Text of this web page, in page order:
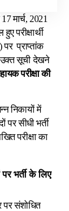
मार्च, 2021
परीक्षार्थी
पर प्राप्तांक
सूची देखने
परीक्षा की
निकायों में
पर सीधी भर्ती
परीक्षा का
भर्ती के लिए
पर संशोधित